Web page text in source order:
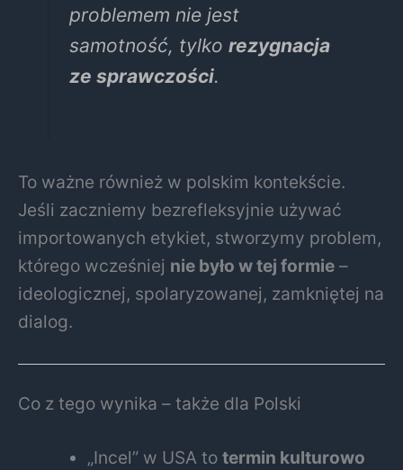
problemem nie jest
samotność, tylko rezygnacja
ze sprawczości.
To ważne również w polskim kontekście.
Jeśli zaczniemy bezrefleksyjnie używać
importowanych etykiet, stworzymy problem,
którego wcześniej nie było w tej formie –
ideologicznej, spolaryzowanej, zamkniętej na
dialog.
Co z tego wynika – także dla Polski
„Incel” w USA totermin kulturowo